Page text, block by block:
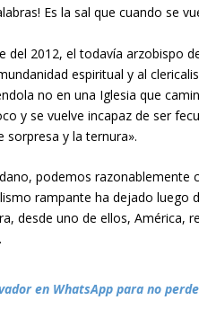
Es la sal que cuando se
del 2012, el todavía arzobispo
espiritual y al
no en una Iglesia que
y se vuelve incapaz de ser
sorpresa y la ternura».
podemos razonablemente
rampante ha dejado
desde uno de ellos, América,
en WhatsApp para no